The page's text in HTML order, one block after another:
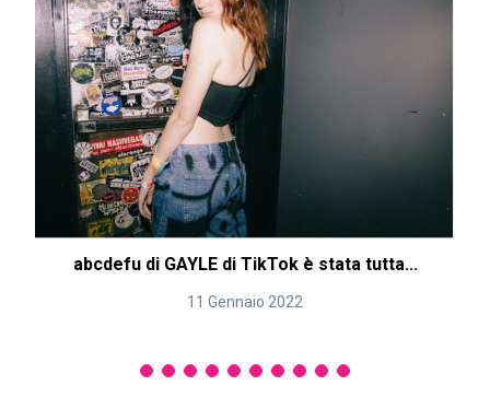
abcdefu di GAYLE di TikTok è stata tutta...
11 Gennaio 2022